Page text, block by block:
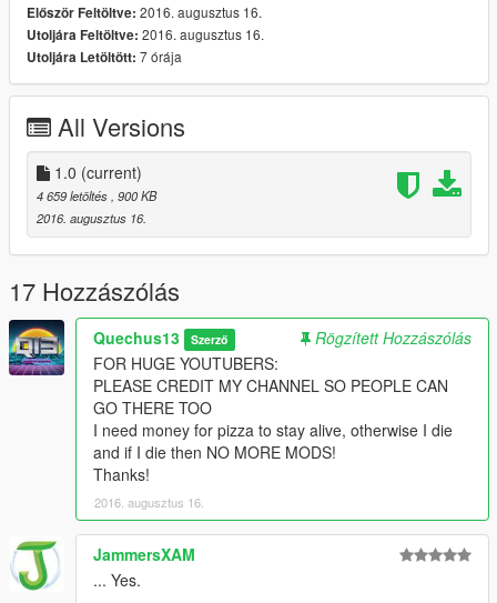
FOR HUGE YOUTUBERS:
PLEASE CREDIT MY CHANNEL SO PEOPLE CAN GO
I need money for pizza to stay alive, otherwise I die and if I
die then NO MORE MODS!
Thanks!
Először Feltöltve: 2016. augusztus 16.
Utoljára Feltöltve: 2016. augusztus 16.
Utoljára Letöltött: 7 órája
All Versions
1.0 (current)
4 659 letöltés , 900 KB
2016. augusztus 16.
17 Hozzászólás
Quechus13 Szerző
Rögzített Hozzászólás
FOR HUGE YOUTUBERS:
PLEASE CREDIT MY CHANNEL SO PEOPLE CAN
GO THERE TOO
I need money for pizza to stay alive, otherwise I die
and if I die then NO MORE MODS!
Thanks!
2016. augusztus 16.
JammersXAM
... Yes.